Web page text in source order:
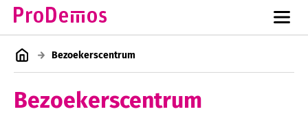
Bezoekerscentrum
Bezoekerscentrum